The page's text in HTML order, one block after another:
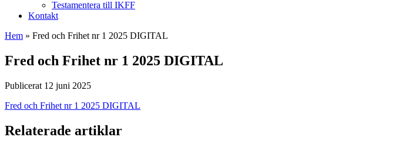
Testamentera till IKFF
Kontakt
Hem » Fred och Frihet nr 1 2025 DIGITAL
Fred och Frihet nr 1 2025 DIGITAL
Publicerat 12 juni 2025
Fred och Frihet nr 1 2025 DIGITAL
Relaterade artiklar